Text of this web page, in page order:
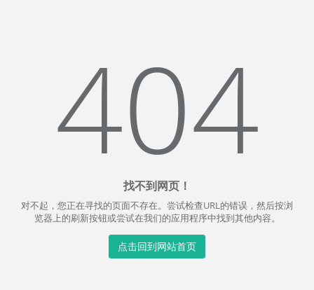
404
找不到网页！
对不起，您正在寻找的页面不存在。尝试检查URL的错误，然后按浏
览器上的刷新按钮或尝试在我们的应用程序中找到其他内容。
点击回到网站首页